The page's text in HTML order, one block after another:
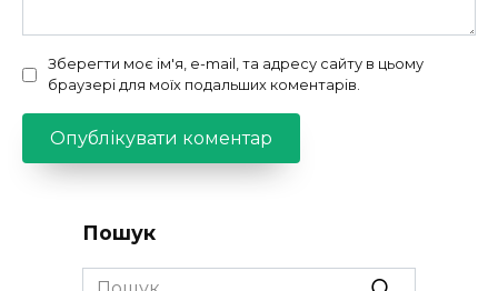
Зберегти моє ім'я, e-mail, та адресу сайту в цьому
браузері для моїх подальших коментарів.
Пошук
Search